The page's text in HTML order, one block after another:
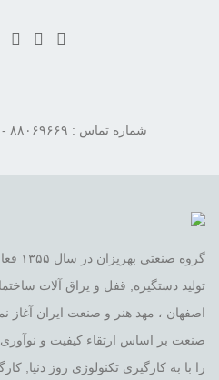
شماره تماس : ۸۸۰۶۹۶۶۹ - ۰۲۱ ، 09011311152
گروه
تولید دستگیره, قفل و یراق آلات
اصفهان ، مهد هنر و صنعت ایران آغاز
را با به کارگیری تکنولوژی روز دنیا,